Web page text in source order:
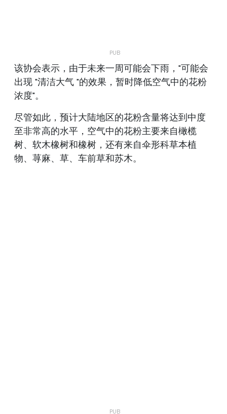
该协会表示，由于未来一周可能会下雨，"可能会
出现 "清洁大气 "的效果，暂时降低空气中的花粉
浓度"。
尽管如此，预计大陆地区的花粉含量将达到中度
至非常高的水平，空气中的花粉主要来自橄榄
树、软木橡树和橡树，还有来自伞形科草本植
物、荨麻、草、车前草和苏木。